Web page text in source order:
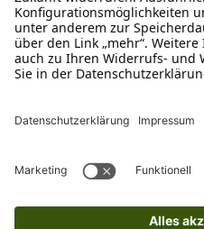
Schreibe uns
verkauf@schecker.de
WhatsApp Support
Tritt unserem Newsletter bei